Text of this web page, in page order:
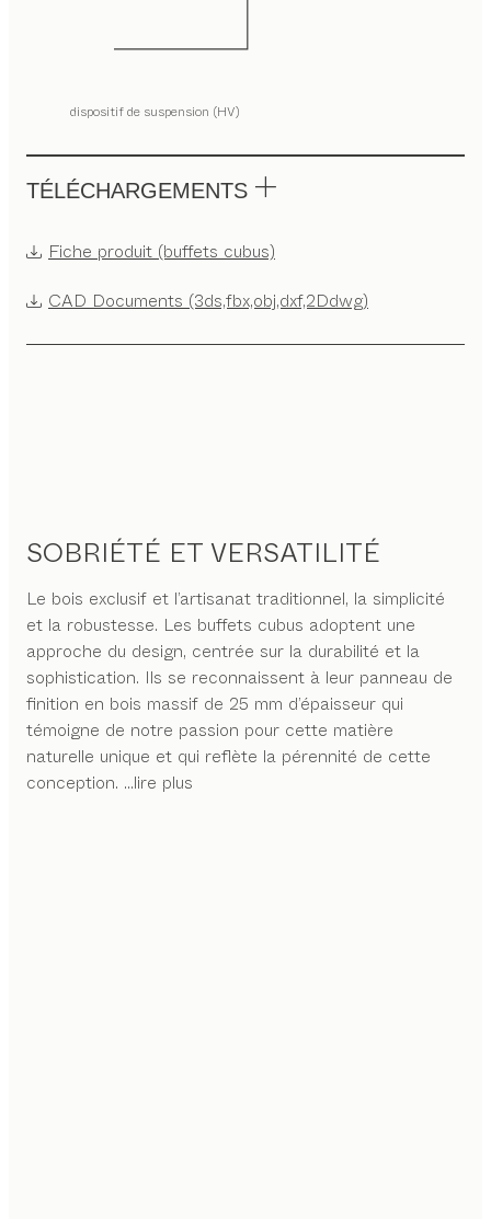
dispositif de suspension (HV)
TÉLÉCHARGEMENTS
Fiche produit (buffets cubus)
CAD Documents (3ds,fbx,obj,dxf,2Ddwg)
SOBRIÉTÉ ET VERSATILITÉ
Le bois exclusif et l’artisanat traditionnel, la simplicité
et la robustesse. Les buffets cubus adoptent une
approche du design, centrée sur la durabilité et la
sophistication. Ils se reconnaissent à leur panneau de
finition en bois massif de 25 mm d’épaisseur qui
témoigne de notre passion pour cette matière
naturelle unique et qui reflète la pérennité de cette
conception. ...lire plus